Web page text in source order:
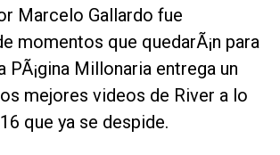
Marcelo Gallardo fue
momentos que quedarÃ¡n para
PÃ¡gina Millonaria entrega un
mejores videos de River a lo
que ya se despide.